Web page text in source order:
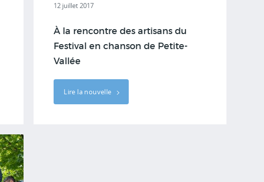
12 juillet 2017
À la rencontre des artisans du
Festival en chanson de Petite-
Vallée
Lire la nouvelle